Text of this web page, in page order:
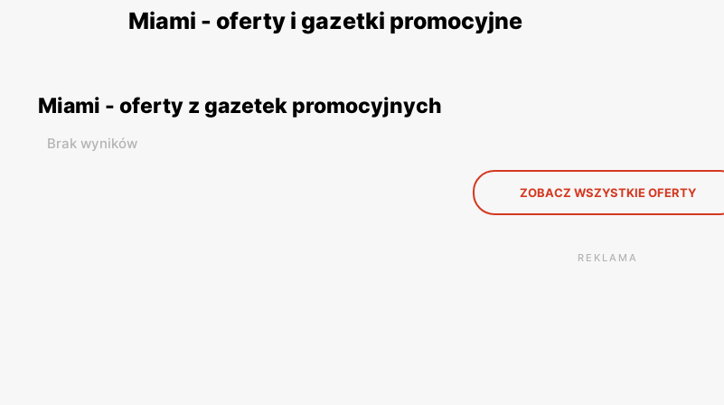
Miami - oferty i gazetki promocyjne
Miami - oferty z gazetek promocyjnych
Brak wyników
ZOBACZ WSZYSTKIE OFERTY
REKLAMA